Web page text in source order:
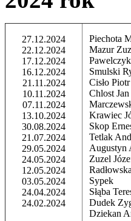
27.12.2024
22.12.2024
17.12.2024
16.12.2024
21.11.2024
10.11.2024
07.11.2024
13.10.2024
30.08.2024
21.07.2024
29.05.2024
24.05.2024
12.05.2024
03.05.2024
24.04.2024
24.02.2024
Piechota
Mazur
Smulski
Cisło Piotr
Chlost Jan
Krawiec
Skop
Tetlak
Augustyn
Zuzel
Sypek
Słąba
Dudek
Dziekan